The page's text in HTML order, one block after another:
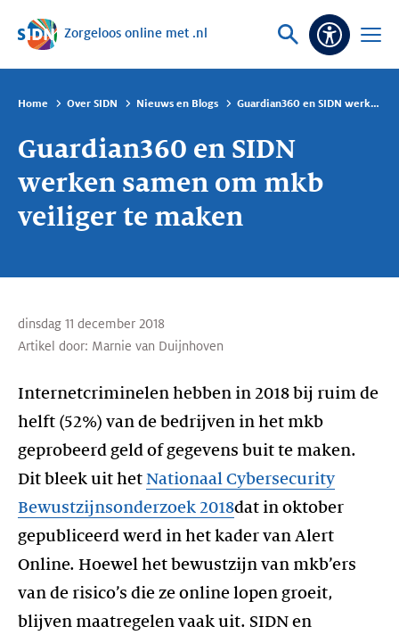
Sla navigatie over
Zorgeloos online met .nl
Vraag
Open
Home Over SIDN Nieuws en Blogs Guardian360 en SIDN werken samen om mkb veiliger te maken
Guardian360 en SIDN
werken samen om mkb
veiliger te maken
dinsdag 11 december 2018
Artikel door: Marnie van Duijnhoven
Internetcriminelen hebben in 2018 bij ruim de
helft (52%) van de bedrijven in het mkb
geprobeerd geld of gegevens buit te maken.
Dit bleek uit het Nationaal Cybersecurity
Bewustzijnsonderzoek 2018dat in oktober
gepubliceerd werd in het kader van Alert
Online. Hoewel het bewustzijn van mkb’ers
van de risico’s die ze online lopen groeit,
blijven maatregelen vaak uit. SIDN en